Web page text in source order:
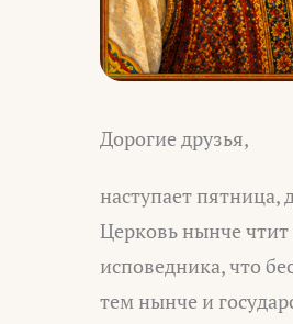
Дорогие друзья,
наступает
Церковь нынче
исповедника, что
тем нынче и